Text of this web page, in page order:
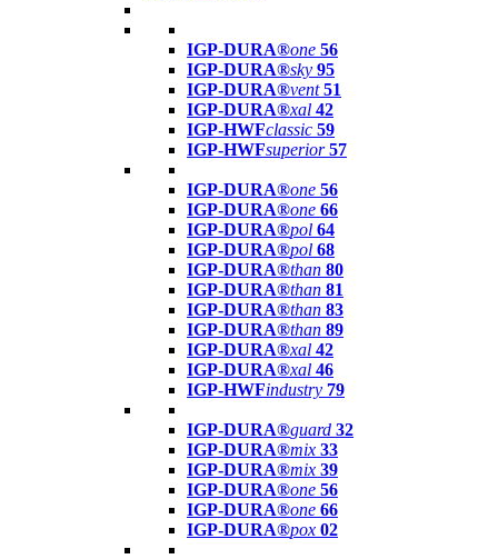
IGP-DURA®one 56
IGP-DURA®sky 95
IGP-DURA®vent 51
IGP-DURA®xal 42
IGP-HWFclassic 59
IGP-HWFsuperior 57
IGP-DURA®one 56
IGP-DURA®one 66
IGP-DURA®pol 64
IGP-DURA®pol 68
IGP-DURA®than 80
IGP-DURA®than 81
IGP-DURA®than 83
IGP-DURA®than 89
IGP-DURA®xal 42
IGP-DURA®xal 46
IGP-HWFindustry 79
IGP-DURA®guard 32
IGP-DURA®mix 33
IGP-DURA®mix 39
IGP-DURA®one 56
IGP-DURA®one 66
IGP-DURA®pox 02